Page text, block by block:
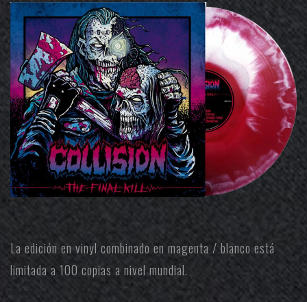
La edición en vinyl combinado en magenta / blanco está
limitada a 100 copias a nivel mundial.